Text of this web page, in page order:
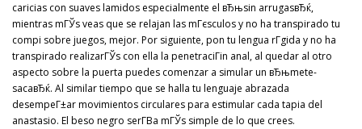
caricias con suaves lamidos especialmente el вЂњsin arrugasвЂќ,
mientras mГЎs veas que se relajan las mГєsculos y no ha transpirado tu
compi sobre juegos, mejor. Por siguiente, pon tu lengua rГ­gida y no ha
transpirado realizarГЎs con ella la penetraciГіn anal, al quedar al otro
aspecto sobre la puerta puedes comenzar a simular un вЂњmete-
sacaвЂќ. Al similar tiempo que se halla tu lenguaje abrazada
desempeГ±ar movimientos circulares para estimular cada tapia del
anastasio. El beso negro serГ­В­a mГЎs simple de lo que crees.